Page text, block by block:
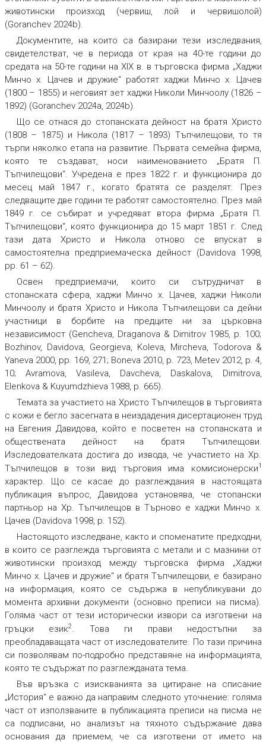
животински произход (червиш, лой и червишолой)
(Goranchev 2024b).
Документите, на които са базирани тези изследвания,
свидетелстват, че в периода от края на 40-те години до
средата на 50-те години на XIX в. в търговска фирма „Хаджи
Минчо х. Цачев и дружие“ работят хаджи Минчо х. Цачев
(1800 – 1855) и неговият зет хаджи Николи Минчоолу (1826 –
1892) (Goranchev 2024a, 2024b).
Що се отнася до стопанската дейност на братя Христо
(1808 – 1875) и Никола (1817 – 1893) Тъпчилещови, то тя
търпи няколко етапа на развитие. Първата семейна фирма,
която те създават, носи наименованието „Братя П.
Тъпчилещови“. Учредена е през 1822 г. и функционира до
месец май 1847 г., когато братята се разделят. През
следващите две години те работят самостоятелно. През май
1849 г. се събират и учредяват втора фирма „Братя П.
Тъпчилещови“, която функционира до 15 март 1851 г. След
тази дата Христо и Никола отново се впускат в
самостоятелна предприемаческа дейност (Davidova 1998,
рp. 61 – 62).
Освен предприемачи, които си сътрудничат в
стопанската сфера, хаджи Минчо х. Цачев, хаджи Николи
Минчоолу и братя Христо и Никола Тъпчилещови са дейни
участници в борбите на предците ни за църковна
независимост (Gencheva, Draganova & Dimitrov 1985, p. 100;
Bozhinov, Davidova, Georgieva, Koleva, Mircheva, Todorova &
Yaneva 2000, pр. 169, 271; Boneva 2010, p. 723, Metev 2012, p. 4,
10; Avramova, Vasileva, Davcheva, Daskalova, Dimitrova,
Elenkova & Kuyumdzhieva 1988, p. 665).
Темата за участието на Христо Тъпчилещов в търговията
с кожи е бегло засегната в неиздадения дисертационен труд
на Евгения Давидова, който е посветен на стопанската и
обществената дейност на братя Тъпчилещови.
Изследователката достига до извода, че участието на Хр.
Тъпчилещов в този вид търговия има комисионерски1
характер. Що се касае до разглеждания в настоящата
публикация въпрос, Давидова установява, че стопански
партньор на Хр. Тъпчилещов в Търново е хаджи Минчо х.
Цачев (Davidova 1998, p. 152).
Настоящото изследване, както и споменатите предходни,
в които се разглежда търговията с метали и с мазнини от
животински произход между търговска фирма „Хаджи
Минчо х. Цачев и дружие“ и братя Тъпчилещови, е базирано
на информация, която се съдържа в непубликувани до
момента архивни документи (основно преписи на писма).
Голяма част от тези исторически извори са изготвени на
гръцки език2. Това ги прави недостъпни за
преобладаващата част от изследователите. По тази причина
си позволявам по-подробно представяне на информацията,
която те съдържат по разглежданата тема.
Във връзка с изискванията за цитиране на списание
„История“ е важно да направим следното уточнение: голяма
част от използваните в публикацията преписи на писма не
са подписани, но анализът на тяхното съдържание дава
основания да приемем, че са изготвени от името на